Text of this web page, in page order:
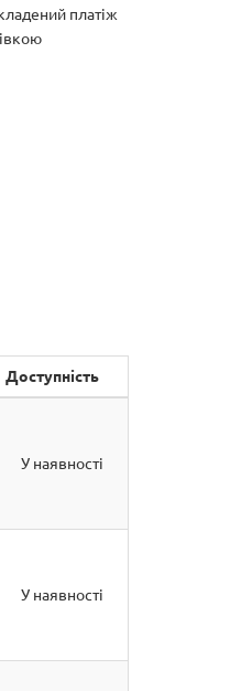
платіж
Доступність
У наявності
У наявності